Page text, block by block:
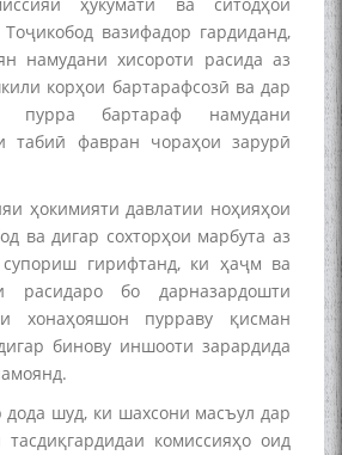
ҳукуматӣ ва ситодҳои
вазифадор гардиданд,
намудани хисороти расида аз
корҳои бартарафсозӣ ва дар
пурра бартараф намудани
табиӣ фавран чораҳои зарурӣ
ҳокимияти давлатии ноҳияҳои
ва дигар сохторҳои марбута аз
супориш гирифтанд, ки ҳаҷм ва
расидаро бо дарназардошти
хонаҳояшон пурраву қисман
бинову иншооти зарардида
дода шуд, ки шахсони масъул дар
тасдиқгардидаи комиссияҳо оид